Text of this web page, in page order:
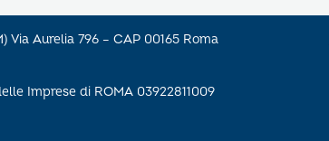
Via Aurelia 796 – CAP 00165 Roma
Imprese di ROMA 03922811009